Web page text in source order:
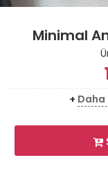
Minimal
+ Daha